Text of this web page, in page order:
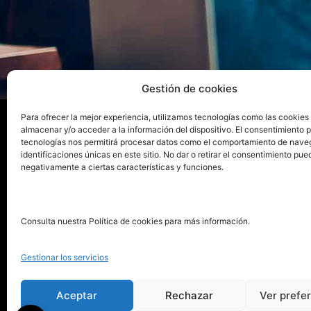
Gestión de cookies
Para ofrecer la mejor experiencia, utilizamos tecnologías como las cookies
almacenar y/o acceder a la información del dispositivo. El consentimiento
tecnologías nos permitirá procesar datos como el comportamiento de
identificaciones únicas en este sitio. No dar o retirar el consentimiento
negativamente a ciertas características y funciones.
Consulta nuestra Política de cookies para más información.
Gestionar los servicios
Aceptar Rechazar Ver
pionero de autoedición
911 413 306
info@puntorojolibros.com
La